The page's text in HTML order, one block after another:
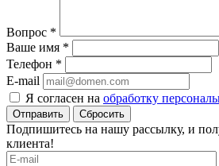
Вопрос *
Ваше имя *
Телефон *
E-mail
Я согласен на обработку
Сбросить
Подпишитесь на нашу рассылку, и
клиента!